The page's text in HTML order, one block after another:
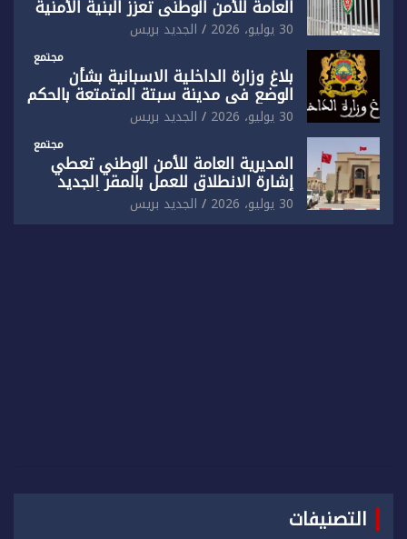
العامة للأمن الوطني تعزز البنية الأمنية
بالناظور بإحداث فرقتين جديدتين
30 يوليو، 2026 الجديد بريس
مجتمع
بلاغ وزارة الداخلية الاسبانية بشأن
الوضع في مدينة سبتة المتمتعة بالحكم
الذاتي
30 يوليو، 2026 الجديد بريس
مجتمع
المديرية العامة للأمن الوطني تعطي
إشارة الانطلاق للعمل بالمقر الجديد
للدائرة الثالثة للشرطة بولاية أمن العيون
30 يوليو، 2026 الجديد بريس
التصنيفات